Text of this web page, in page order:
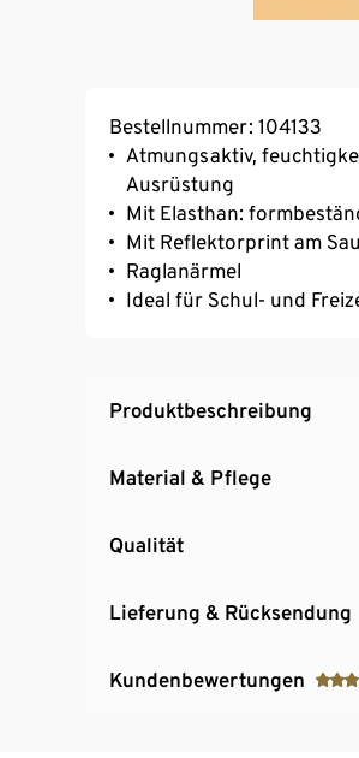
Bestellnummer: 104133
Atmungsaktiv,
Ausrüstung
Mit Elasthan:
Mit Reflektorprint am
Raglanärmel
Ideal für Schul- und
Produktbeschreibung
Material & Pflege
Qualität
Lieferung & Rücksendung
Kundenbewertungen